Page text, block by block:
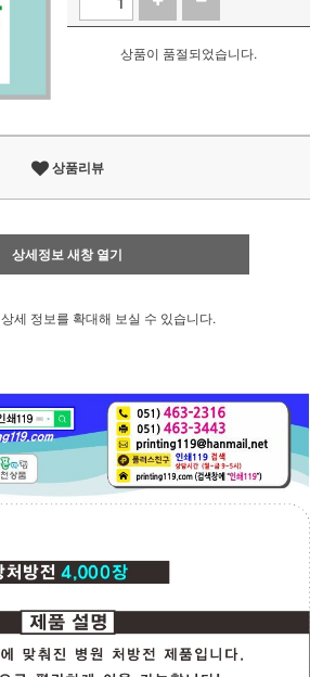
상품이 품절되었습니다.
상품리뷰
상세정보 새창 열기
상세 정보를 확대해 보실 수 있습니다.